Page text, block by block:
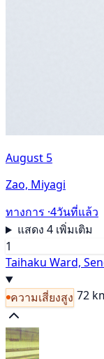
August 5
Zao, Miyagi
ทางการ ·4วันที่แล้ว
แสดง 4 เพิ่มเติม
1
Taihaku Ward,
ความเสี่ยงสูง 72